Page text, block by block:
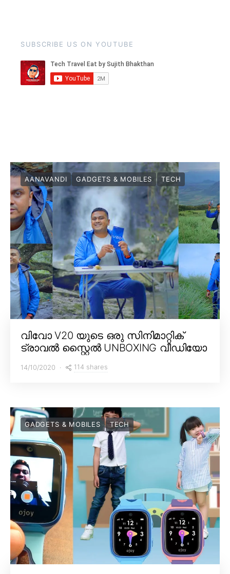
SUBSCRIBE US ON YOUTUBE
AANAVANDI GADGETS & MOBILES TECH
വിവോ V20 യുടെ ഒരു സിനിമാറ്റിക്
ട്രാവൽ സ്റ്റൈൽ UNBOXING വീഡിയോ
14/10/2020 114 shares
GADGETS & MOBILES TECH